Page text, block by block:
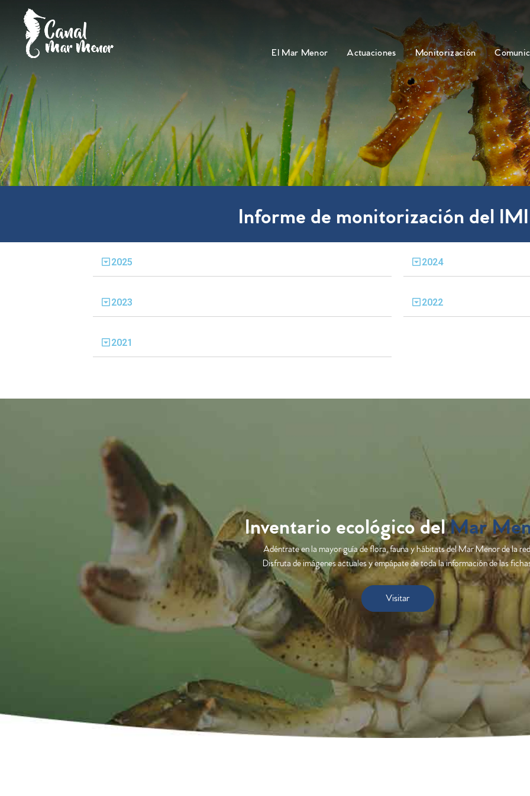
El Mar Menor Actuaciones Monitorización
Informe de monitorización del
2025
2023
2021
2024
2022
Inventario ecológico delMar
Adéntrate en la mayor guía de flora, fauna y hábitats del Mar Menor de la
Disfruta de imágenes actuales y empápate de toda la información de las
Visitar